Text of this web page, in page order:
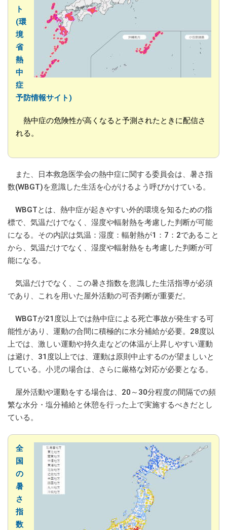
ト
(環
境
省
熱
中
症
予防情報サイト)
熱中症の危険性が高くなると予測されたときに配信さ
れる。
また、日本救急医学会の熱中症に関する委員会は、暑さ指
数(WBGT)を意識した生活を心がけるよう呼びかけている。
WBGTとは、熱中症が起きやすい外的環境を知るための指
標で、気温だけでなく、湿度や輻射熱を考慮した判断が可能
になる。その内訳は気温：湿度：輻射熱が1：7：2であること
から、気温だけでなく、湿度や輻射熱をも考慮した判断が可
能になる。
気温だけでなく、この暑さ指数を意識した生活指導が必須
であり、これを用いた屋外活動の可否判断が重要だ。
WBGTが21度以上では熱中症による死亡事故が発生する可
能性があり、運動の合間に積極的に水分補給が必要。28度以
上では、激しい運動や持久走などの体温が上昇しやすい運動
は避け、31度以上では、運動は原則中止するのが望ましいと
している。小児の場合は、さらに厳格な対応が必要となる。
屋外活動や運動をする場合は、20～30分程度の間隔での頻
繁な水分・塩分補給と休憩を行った上で実施するべきだとし
ている。
全
国
の
暑
さ
指
数